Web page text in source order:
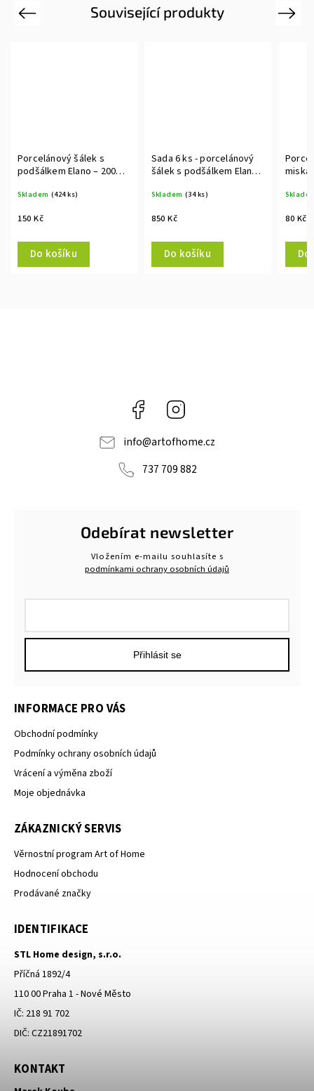
Související produkty
Previous
Porcelánový šálek s
podšálkem Elano – 200
Skladem (424 ks)
150 Kč
Do košíku
Sada 6 ks - porcelánový
šálek s podšálkem Elano
Skladem (34 ks)
850 Kč
Do košíku
80 Kč
Next
Facebook
info@artofhome.cz
737 709 882
Odebírat newsletter
Vložením e-mailu souhlasíte s
podmínkami ochrany osobních údajů
Přihlásit se
INFORMACE PRO VÁS
Obchodní podmínky
Podmínky ochrany osobních údajů
Vrácení a výměna zboží
Moje objednávka
ZÁKAZNICKÝ SERVIS
Věrnostní program Art of Home
Hodnocení obchodu
Prodávané značky
IDENTIFIKACE
STL Home design, s.r.o.
Příčná 1892/4
110 00 Praha 1 - Nové Město
IČ: 218 91 702
DIČ: CZ21891702
KONTAKT